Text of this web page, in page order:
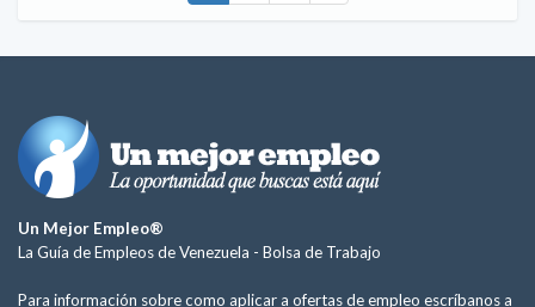
Un Mejor Empleo®
La Guía de Empleos de Venezuela - Bolsa de Trabajo
Para información sobre como aplicar a ofertas de empleo escríbanos a